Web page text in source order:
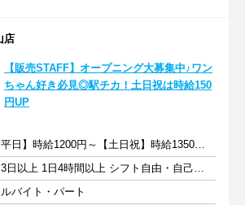
店
【販売STAFF】オープニング大募集中♪ワン
ちゃん好き必見◎駅チカ！土日祝は時給150
円UP
【平日】時給1200円～【土日祝】時給1350円～ ※交通費規定支給
週3日以上 1日4時間以上 シフト自由・自己申告
バイト・パート